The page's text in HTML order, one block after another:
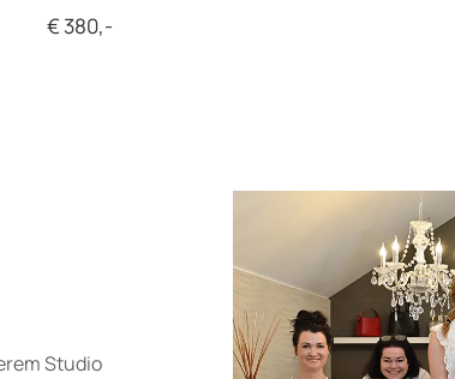
€ 380,-
Studio